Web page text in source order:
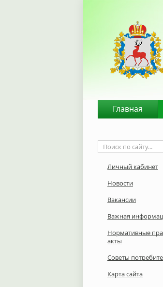
Личный кабинет
Новости
Вакансии
Важная
Нормативные
акты
Советы
Карта сайта
Главная